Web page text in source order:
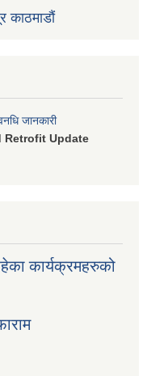
काठमाडौं
जानकारी
Retrofit Update
कार्यक्रमहरुको